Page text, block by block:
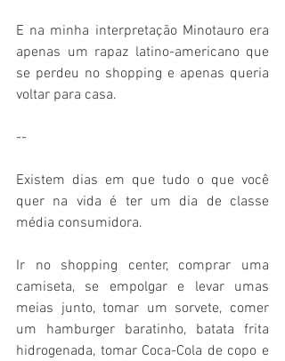
E na minha interpretação Minotauro era
apenas um rapaz latino-americano que
se perdeu no shopping e apenas queria
voltar para casa.
--
Existem dias em que tudo o que você
quer na vida é ter um dia de classe
média consumidora.
Ir no shopping center, comprar uma
camiseta, se empolgar e levar umas
meias junto, tomar um sorvete, comer
um hamburger baratinho, batata frita
hidrogenada, tomar Coca-Cola de copo e